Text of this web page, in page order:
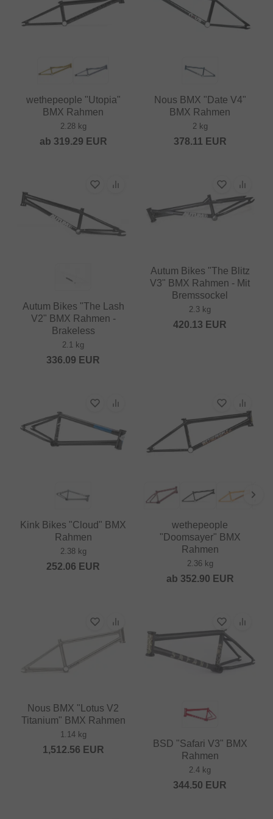
wethepeople "Utopia"
BMX Rahmen
2.28 kg
ab 319.29 EUR
Nous BMX "Date V4"
BMX Rahmen
2 kg
378.11 EUR
Autum Bikes "The Lash
V2" BMX Rahmen -
Brakeless
2.1 kg
336.09 EUR
Autum Bikes "The Blitz
V3" BMX Rahmen - Mit
Bremssockel
2.3 kg
420.13 EUR
Kink Bikes "Cloud" BMX
Rahmen
2.38 kg
252.06 EUR
wethepeople
"Doomsayer" BMX
Rahmen
2.36 kg
ab 352.90 EUR
Nous BMX "Lotus V2
Titanium" BMX Rahmen
1.14 kg
1,512.56 EUR
BSD "Safari V3" BMX
Rahmen
2.4 kg
344.50 EUR